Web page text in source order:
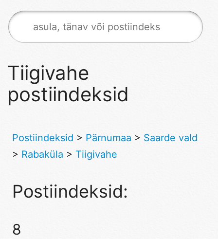
Tiigivahe
postiindeksid
Postiindeksid > Pärnumaa > Saarde vald
> Rabaküla > Tiigivahe
Postiindeksid:
8